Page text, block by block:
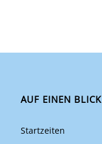
AUF EINEN BLICK
Startzeiten